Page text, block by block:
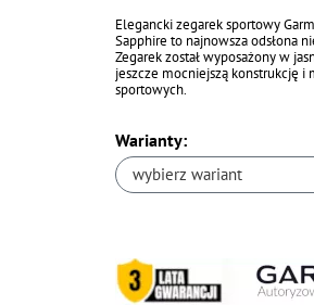
Elegancki zegarek sportowy
Sapphire to najnowsza odsłona
Zegarek został wyposażony w
jeszcze mocniejszą konstrukcję i
sportowych.
Warianty:
wybierz wariant